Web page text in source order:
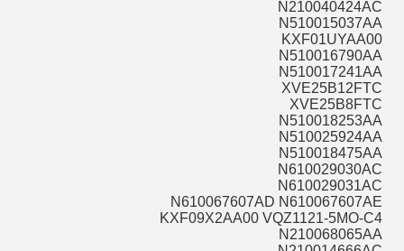
N210040424AC
N510015037AA
KXF01UYAA00
N510016790AA
N510017241AA
XVE25B12FTC
XVE25B8FTC
N510018253AA
N510025924AA
N510018475AA
N610029030AC
N610029031AC
N610067607AD N610067607AE
KXF09X2AA00 VQZ1121-5MO-C4
N210068065AA